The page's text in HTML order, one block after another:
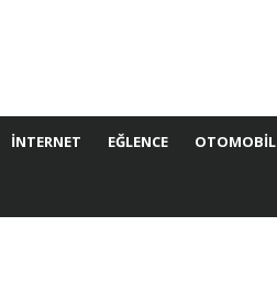
İNTERNET EĞLENCE OTOMOBIL